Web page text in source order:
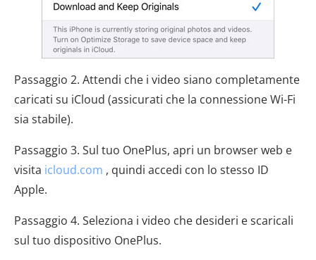
Passaggio 2. Attendi che i video siano completamente
caricati su iCloud (assicurati che la connessione Wi-Fi
sia stabile).
Passaggio 3. Sul tuo OnePlus, apri un browser web e
visita icloud.com , quindi accedi con lo stesso ID
Apple.
Passaggio 4. Seleziona i video che desideri e scaricali
sul tuo dispositivo OnePlus.